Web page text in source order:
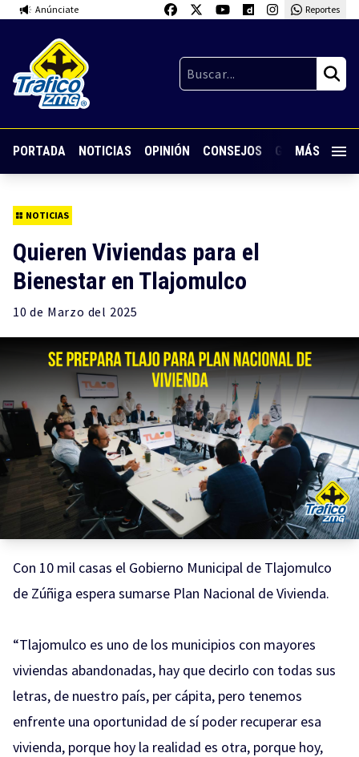
Anúnciate Reportes
PORTADA NOTICIAS OPINIÓN CONSEJOS GUARDIA
MÁS
NOTICIAS
Quieren Viviendas para el
Bienestar en Tlajomulco
10 de Marzo del 2025
Con 10 mil casas el Gobierno Municipal de Tlajomulco
de Zúñiga espera sumarse Plan Nacional de Vivienda.
“Tlajomulco es uno de los municipios con mayores
viviendas abandonadas, hay que decirlo con todas sus
letras, de nuestro país, per cápita, pero tenemos
enfrente una oportunidad de sí poder recuperar esa
vivienda, porque hoy la realidad es otra, porque hoy,